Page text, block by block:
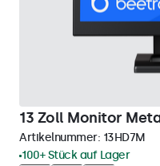
13 Zoll Monitor
Artikelnummer: 13HD7M
100+ Stück auf Lager